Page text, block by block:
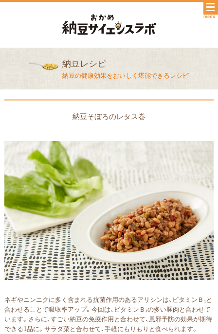
menu
納豆レシピ
納豆の健康効果をおいしく堪能できるレシピ
納豆そぼろのレタス巻
ネギやニンニクに多く含まれる抗菌作⽤のあるアリシンは、ビタミンＢ₁と
合わせることで吸収率アップ。今回は、ビタミンＢ₁の多い豚⾁と合わせて
います。さらに、すごい納⾖の免疫作⽤と合わせて、⾵邪予防の効果が期待
できる1品に。サラダ菜と合わせて、⼿軽にもりもりと⾷べられます。